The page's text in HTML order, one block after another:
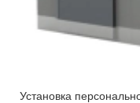
Установка